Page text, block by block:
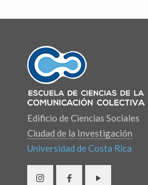
Edificio de Ciencias Sociales
Ciudad de la Investigación
Universidad de Costa Rica